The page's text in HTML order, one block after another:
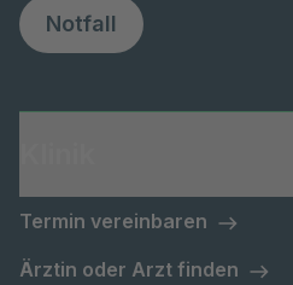
Notfall
Termin vereinbaren
Ärztin oder Arzt finden